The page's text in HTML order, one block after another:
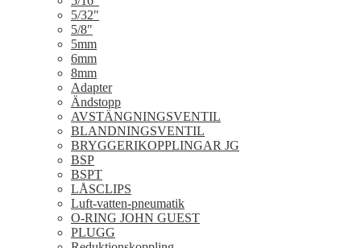
5/32"
5/8"
5mm
6mm
8mm
Adapter
Ändstopp
AVSTÄNGNINGSVENTIL
BLANDNINGSVENTIL
BRYGGERIKOPPLINGAR JG
BSP
BSPT
LÅSCLIPS
Luft-vatten-pneumatik
O-RING JOHN GUEST
PLUGG